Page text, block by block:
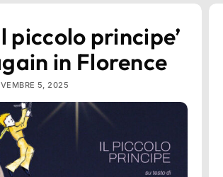
piccolo principe’
in Florence
5, 2025